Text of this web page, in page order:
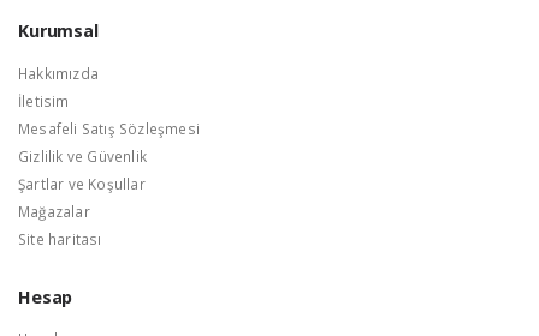
Kurumsal
Hakkımızda
İletisim
Mesafeli Satış Sözleşmesi
Gizlilik ve Güvenlik
Şartlar ve Koşullar
Mağazalar
Site haritası
Hesap